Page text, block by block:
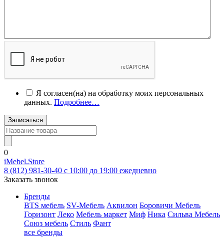
Я согласен(на) на обработку моих персональных
данных. Подробнее…
Записаться
0
iMebel.Store
8 (812) 981-30-40 c 10:00 до 19:00 ежедневно
Заказать звонок
Бренды
BTS мебель SV-Мебель Аквилон Боровичи Мебель
Горизонт Леко Мебель маркет Миф Ника Сильва Мебель
Союз мебель Стиль Фант
все бренды